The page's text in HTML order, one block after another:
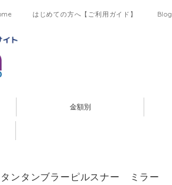
はじめての方へ【ご利用ガイド】 Blog
金額別
ンタンブラーピルスナー ミラー